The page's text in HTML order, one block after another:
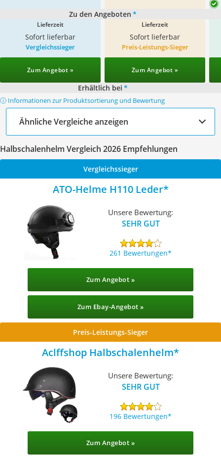
Zu den Angeboten *
Lieferzeit
Sofort lieferbar
Lieferzeit
Sofort lieferbar
Vergleichssieger
Zum Angebot »
Preis-Leistungs-Sieger
Zum Angebot »
Erhältlich bei *
ⓘ Informationen zur Produktsortierung und Bewertung
Ähnliche Vergleiche anzeigen
Halbschalenhelm Vergleich 2026 Empfehlungen
Vergleichssieger
ATO-Helme H110 Leder
Unsere Bewertung:
SEHR GUT
261 Bewertungen
Zum Angebot »
Zum Ebay-Angebot »
Preis-Leistungs-Sieger
Aclffshop Halbschalenhelm
Unsere Bewertung:
SEHR GUT
196 Bewertungen
Zum Angebot »